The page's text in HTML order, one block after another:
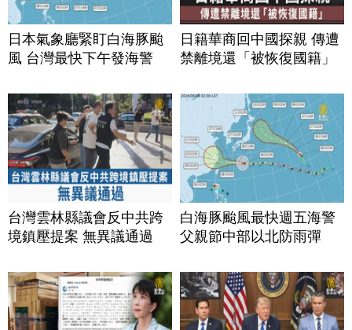
日本氣象廳緊盯白海豚颱
風 台灣最快下午發海警
日籍華商回中國探親 傳遭
禁離境還「被恢復國籍」
台灣雲林縣議會反中共跨
境鎮壓提案 無異議通過
白海豚颱風最快週五海警
父親節中部以北防雨彈